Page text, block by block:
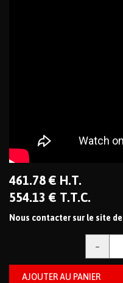
461.78 € H.T.
554.13 € T.T.C.
Nous contacter sur le site de